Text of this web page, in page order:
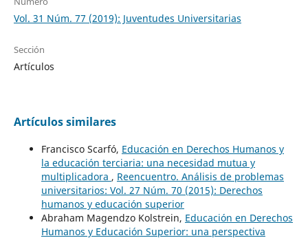
Vol. 31 Núm. 77 (2019): Juventudes Universitarias
Sección
Artículos
Artículos similares
Francisco Scarfó, Educación en Derechos Humanos y
la educación terciaria: una necesidad mutua y
multiplicadora , Reencuentro. Análisis de problemas
universitarios: Vol. 27 Núm. 70 (2015): Derechos
humanos y educación superior
Abraham Magendzo Kolstrein, Educación en Derechos
Humanos y Educación Superior: una perspectiva